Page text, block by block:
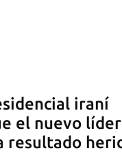
iraní
el nuevo líder
resultado